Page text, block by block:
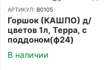
АРТИКУЛ: В0105
Горшок (КАШПО) д/
цветов 1л, Терра, с
поддоном(ф24)
В наличии